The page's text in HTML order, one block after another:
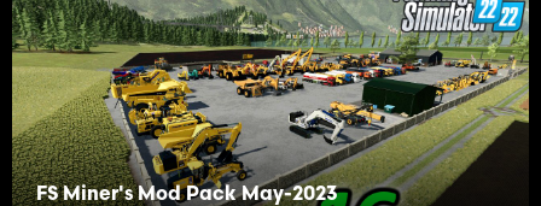
FS Miner's Mod Pack May-2023